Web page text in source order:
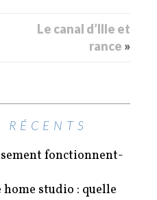
Le canal d’Ille et
rance »
RÉCENTS
fonctionnent-
studio : quelle